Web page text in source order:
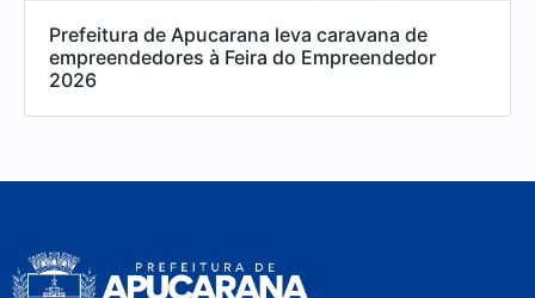
Prefeitura de Apucarana leva caravana de
empreendedores à Feira do Empreendedor
2026